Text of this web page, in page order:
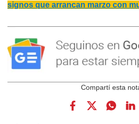
signos que arrancan marzo con